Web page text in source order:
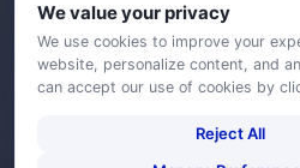
We value your privacy
We use cookies to improve your
website, personalize content, and
can accept our use of cookies by
Reject All